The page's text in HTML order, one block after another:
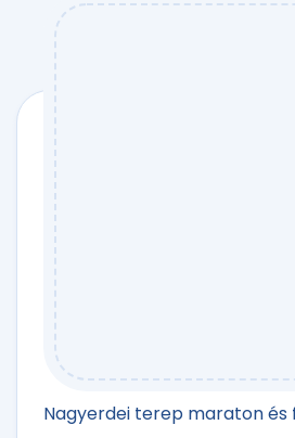
Nagyerdei terep maraton